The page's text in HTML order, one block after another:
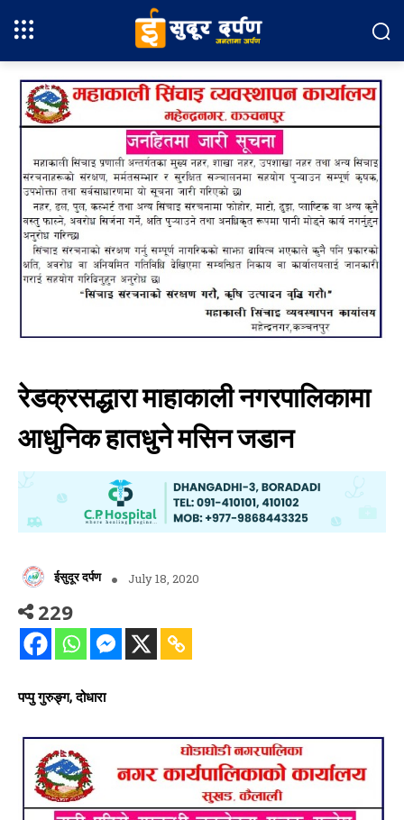
रेडक्रसद्धारा माहाकाली नगरपालिकामा
आधुनिक हातधुने मसिन जडान
ईसुदूर दर्पण July 18, 2020
229
पप्पु गुरुङ्ग, दोधारा